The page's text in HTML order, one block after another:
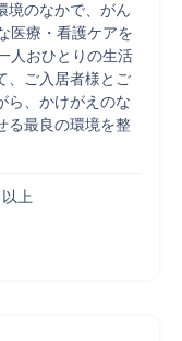
境のなかで、がん
医療・看護ケアを
人おひとりの生活
、ご入居者様とご
ら、かけがえのな
る最良の環境を整
上